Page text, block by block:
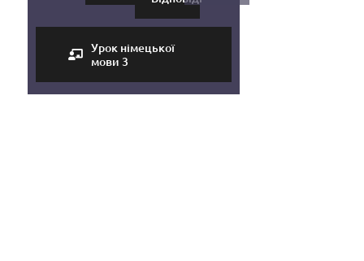
Урок німецької
мови 3